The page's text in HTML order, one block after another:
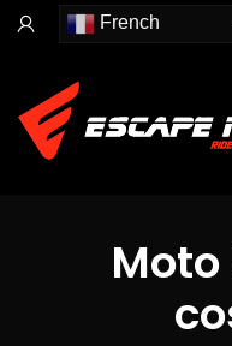
French